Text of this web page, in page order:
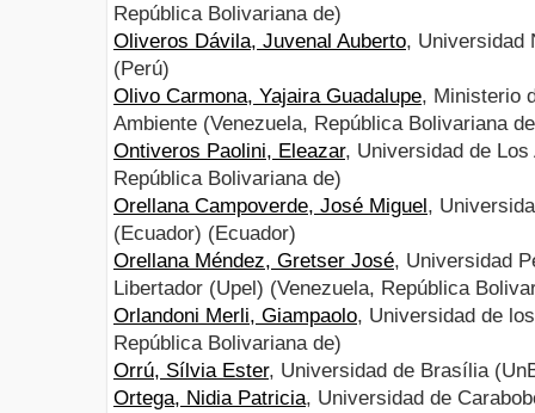
República Bolivariana de)
Oliveros Dávila, Juvenal Auberto, Universidad
(Perú)
Olivo Carmona, Yajaira Guadalupe, Ministerio
Ambiente (Venezuela, República Bolivariana
Ontiveros Paolini, Eleazar, Universidad de
República Bolivariana de)
Orellana Campoverde, José Miguel ,
(Ecuador) (Ecuador)
Orellana Méndez, Gretser José, Universidad
Libertador (Upel) (Venezuela, República
Orlandoni Merli, Giampaolo, Universidad de
República Bolivariana de)
Orrú, Sílvia Ester, Universidad de Brasília
Ortega, Nidia Patricia, Universidad de